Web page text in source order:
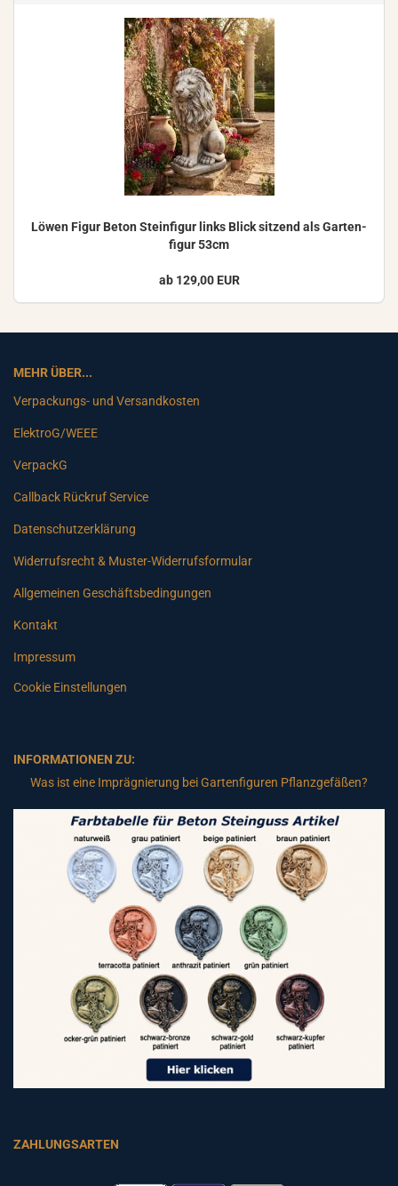
Löwen Figur Beton Stein­fi­gur links Blick sit­zend als Gar­ten­
fi­gur 53cm
ab 129,00 EUR
MEHR ÜBER...
Verpackungs- und Versandkosten
ElektroG/WEEE
VerpackG
Callback Rückruf Service
Datenschutzerklärung
Widerrufsrecht & Muster-Widerrufsformular
Allgemeinen Geschäftsbedingungen
Kontakt
Impressum
Cookie Einstellungen
INFORMATIONEN ZU:
Was ist eine Imprägnierung bei Gartenfiguren Pflanzgefäßen?
ZAHLUNGSARTEN